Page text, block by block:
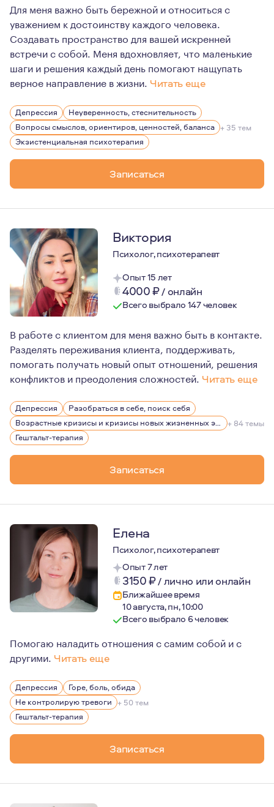
Для меня важно быть бережной и относиться с
уважением к достоинству каждого человека.
Создавать пространство для вашей искренней
встречи с собой. Меня вдохновляет, что маленькие
шаги и решения каждый день помогают нащупать
верное направление в жизни. Читать еще
Мне кажется значимой при встрече релевантность
Я прошла две эмиграции, мне знакома жизнь в
С тех пор, как стала мамой, я не раздражаюсь при
Я делаю керамику, это один из моих способов
Люблю картины, танец, чаепития с друзьями и
Депрессия
Неуверенность, стеснительность
Вопросы смыслов, ориентиров, ценностей, баланса + 35 тем
Экзистенциальная психотерапия
Записаться
Виктория
Психолог, психотерапевт
Опыт 15 лет
4000₽/ онлайн
Всего выбрало 147 человек
В работе с клиентом для меня важно быть в контакте.
Разделять переживания клиента, поддерживать,
помогать получать новый опыт отношений, решения
конфликтов и преодоления сложностей. Читать еще
Психотерапевтическая практика для меня не
Депрессия
Разобраться в себе, поиск себя
Возрастные кризисы и кризисы новых жизненных этапов
+ 84 темы
Гештальт-терапия
Записаться
Елена
Психолог, психотерапевт
Опыт 7 лет
3150₽/лично или онлайн
Ближайшее время
10 августа, пн, 10:00
Всего выбрало 6 человек
Помогаю наладить отношения с самим собой и с
другими. Читать еще
Мое первое образование - экономическое, и,
Депрессия
Горе, боль, обида
Не контролирую тревоги + 50 тем
Гештальт-терапия
Записаться